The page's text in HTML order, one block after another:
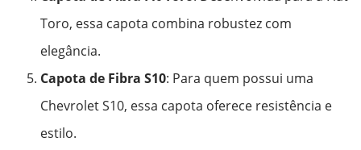
Toro, essa capota combina robustez com
elegância.
Capota de Fibra S10: Para quem possui uma
Chevrolet S10, essa capota oferece resistência e
estilo.